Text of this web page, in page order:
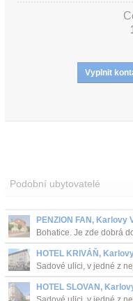
Podobní ubytovatelé
PENZION FAN, Karlovy
Bohatice. Je zde dobrá
dosažitelnost centra i
HOTEL KRIVÁŇ,
Sadové ulici, v jedné z
těsné blízkosti
HOTEL SLOVAN,